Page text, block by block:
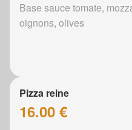
Base sauce tomate,
oignons, olives
Pizza reine
16.00 €